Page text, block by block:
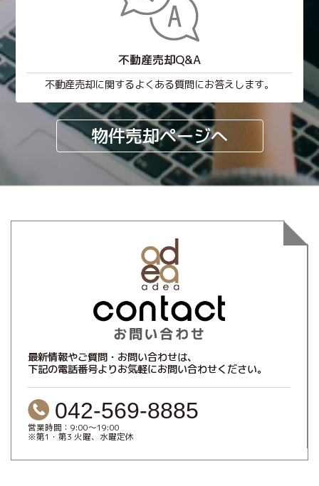
不動産売却Q&A
不動産売却に関するよくある質問にお答えします。
物件売却ページへ
最新情報やご質問・お問い合わせは、
下記の電話番号よりお気軽にお問い合わせください。
042-569-8885
営業時間：9:00～19:00
※第1・第3 火曜、水曜定休